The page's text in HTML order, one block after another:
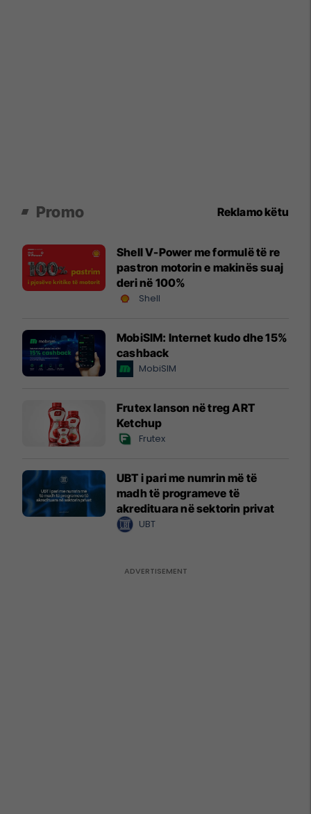
Promo Reklamo këtu
Shell V-Power me formulë të re
pastron motorin e makinës suaj
deri në 100%
Shell
MobiSIM: Internet kudo dhe 15%
cashback
MobiSIM
Frutex lanson në treg ART
Ketchup
Frutex
UBT i pari me numrin më të
madh të programeve të
akredituara në sektorin privat
UBT